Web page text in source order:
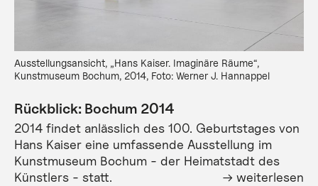
Ausstellungsansicht, „Hans Kaiser. Imaginäre Räume“,
Kunstmuseum Bochum, 2014, Foto: Werner J. Hannappel
Rückblick: Bochum 2014
2014 findet anlässlich des 100. Geburtstages von
Hans Kaiser eine umfassende Ausstellung im
Kunstmuseum Bochum - der Heimatstadt des
Künstlers - statt.
weiterlesen